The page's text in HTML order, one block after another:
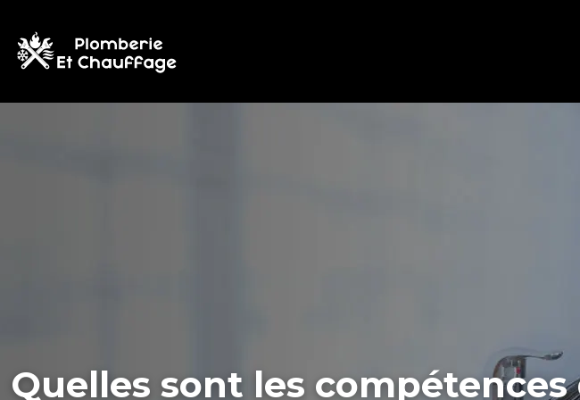
Quelles sont les